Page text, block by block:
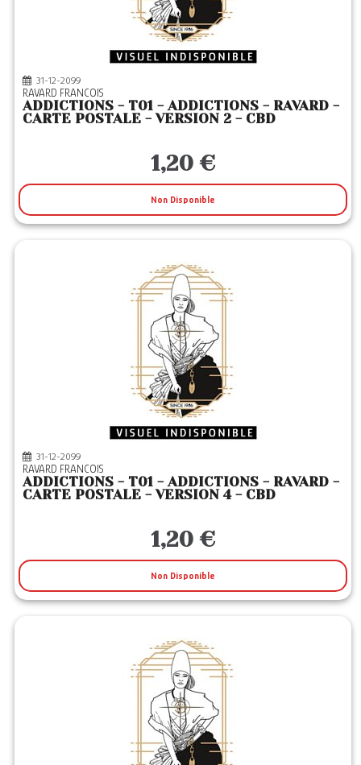
31-12-2099
RAVARD FRANCOIS
ADDICTIONS - T01 - ADDICTIONS - RAVARD -
CARTE POSTALE - VERSION 2 - CBD
1,20 €
Non Disponible
31-12-2099
RAVARD FRANCOIS
ADDICTIONS - T01 - ADDICTIONS - RAVARD -
CARTE POSTALE - VERSION 4 - CBD
1,20 €
Non Disponible